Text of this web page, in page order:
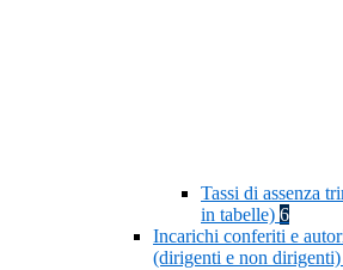
Tassi di assenza
in tabelle) 6
Incarichi conferiti e
(dirigenti e non dirigenti)